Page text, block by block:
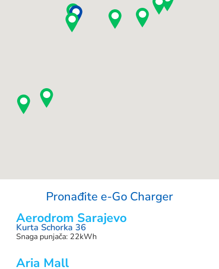
Pronađite e-Go Charger
Aerodrom Sarajevo
Kurta Schorka 36
Snaga punjača: 22kWh
Aria Mall